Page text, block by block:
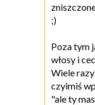
;)
Poza tym
włosy i
Wiele
czyimiś
"ale ty